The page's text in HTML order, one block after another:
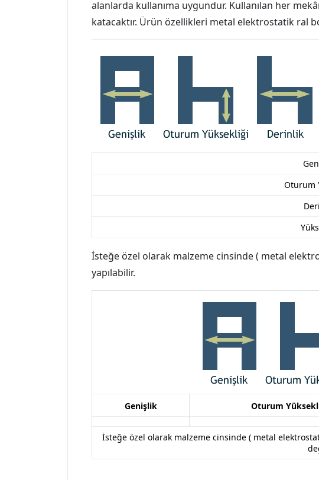
alanlarda kullanıma uygundur. Kullanılan her
katacaktır. Ürün özellikleri metal elektrostatik ral
Oturum
İsteğe özel olarak malzeme cinsinde ( metal
yapılabilir.
Genişlik Oturum
İsteğe özel olarak malzeme cinsinde ( metal